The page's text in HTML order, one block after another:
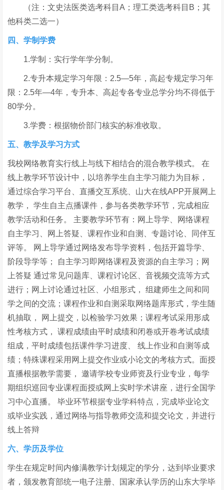
（注：文史法医类选考科目A；理工类选考科目B；其
他科类二选一）
四、学制学费
1.学制：实行学年学分制。
2.专升本规定学习年限：2.5—5年，高起专规定学习年
限：2.5年—4年，专升本、高起专各专业总学分均不得低于
80学分。
3.学费：根据物价部门核实的标准收取。
五、教学及学习方式
我校网络教育实行线上与线下相结合的混合教学模式。 在
线上教学环节设计中，以培养学生自主学习能力为目标，
通过综合学习平台、直播交互系统、山大在线APP开展网上
教学， 学生自主点播课件，参与各类教学环节，完成相应
教学活动和任务。 主要教学环节有：网上导学、网络课程
自主学习、网上答疑、课程作业和自测、专题讨论、同伴互
评等。 网上导学通过网络发布导学资料，包括开篇导学、
阶段导学等； 自主学习即网络课程及资源的自主学习；网
上答疑 通过常见问题库、课程讨论区、音视频交流等方式
进行；网上讨论通过社区、小组形式， 组建师生之间和同
学之间的交流；课程作业和自测采取网络题库形式，学生随
机抽取， 网上提交，以检验学习效果；课程考试采用形成
性考核方式， 课程成绩由平时成绩和闭卷或开卷考试成绩
组成，平时成绩包括课件学习进度、 线上作业和自测等成
绩；特殊课程采用网上提交作业或小论文的考核方式。面授
直播根据教学需要， 邀请学校专业师资及行业专业，每学
期组织巡回专业课程面授或网上实时学术讲座，进行全国学
习中心直播。 毕业环节根据专业学科特点，完成毕业论文
或毕业实践，通过网络与指导教师交流和提交论文，并进行
线上答辩
六、学历及学位
学生在规定时间内修满教学计划规定的学分，达到毕业要求
者，颁发教育部统一电子注册、国家承认学历的山东大学毕